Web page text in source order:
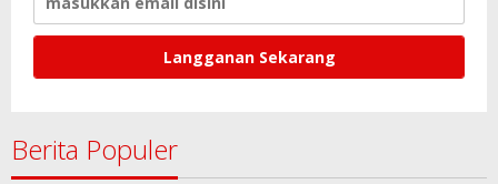
Berita Populer